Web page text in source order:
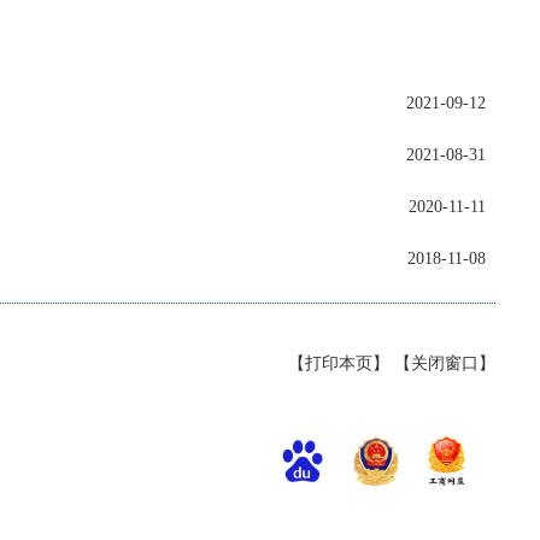
2021-09-12
2021-08-31
2020-11-11
2018-11-08
【打印本页】 【关闭窗口】